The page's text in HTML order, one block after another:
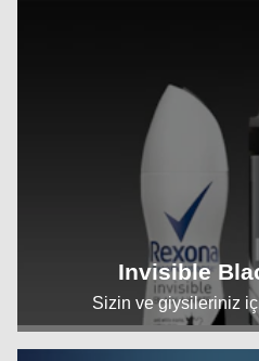
Invisible
Sizin ve giysileriniz